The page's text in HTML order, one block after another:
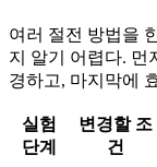
여러 절전 방법을
지 알기 어렵다. 먼
경하고, 마지막에
실험
단계
변경할 조
건